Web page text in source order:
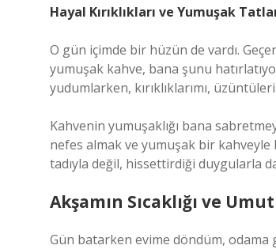
Hayal Kırıklıkları ve Yumuşak
O gün içimde bir hüzün de vardı.
yumuşak kahve, bana şunu
yudumlarken, kırıklıklarımı,
Kahvenin yumuşaklığı bana
nefes almak ve yumuşak bir
tadıyla değil, hissettirdiği duygularla
Akşamın Sıcaklığı ve Umut
Gün batarken evime döndüm, odama